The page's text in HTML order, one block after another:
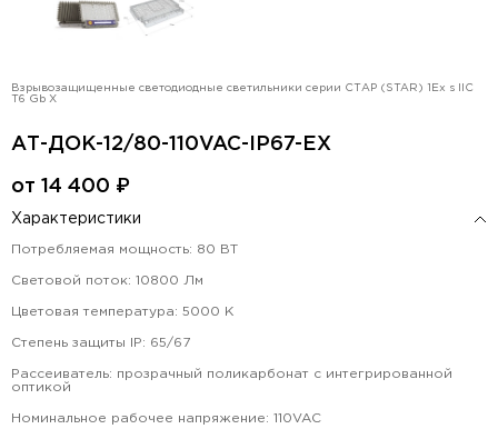
Взрывозащищенные светодиодные светильники серии СТАР (STAR) 1Ex s IIC
T6 Gb X
АТ-ДОК-12/80-110VAC-IP67-EX
от 14 400 ₽
Характеристики
Потребляемая мощность: 80 ВТ
Световой поток: 10800 Лм
Цветовая температура: 5000 К
Степень защиты IP: 65/67
Рассеиватель: прозрачный поликарбонат с интегрированной
оптикой
Номинальное рабочее напряжение: 110VAC